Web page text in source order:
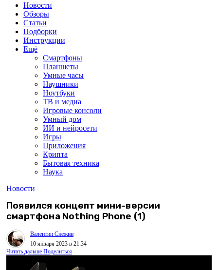
Новости
Обзоры
Статьи
Подборки
Инструкции
Ещё
Смартфоны
Планшеты
Умные часы
Наушники
Ноутбуки
ТВ и медиа
Игровые консоли
Умный дом
ИИ и нейросети
Игры
Приложения
Крипта
Бытовая техника
Наука
Новости
Появился концепт мини-версии
смартфона Nothing Phone (1)
Валентин Снежин
10 января 2023 в 21:34
Читать дальше Поделиться